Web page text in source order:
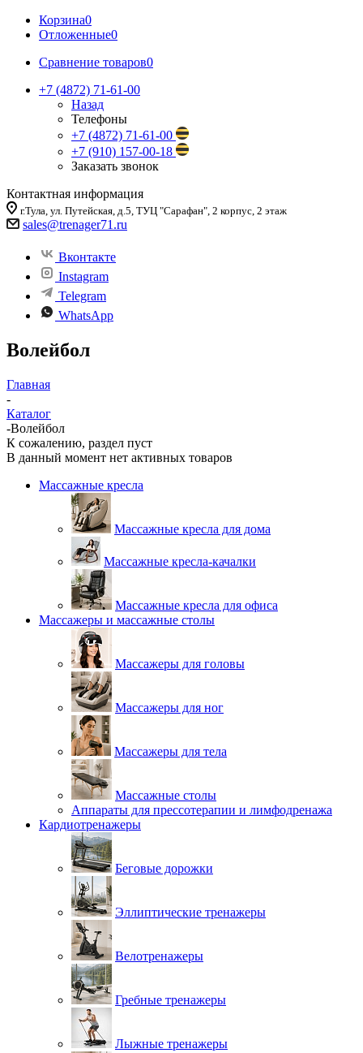
Корзина0
Отложенные0
Сравнение товаров0
+7 (4872) 71-61-00
Назад
Телефоны
+7 (4872) 71-61-00
+7 (910) 157-00-18
Заказать звонок
Контактная информация
г.Тула, ул. Путейская, д.5, ТУЦ "Сарафан", 2 корпус, 2 этаж
sales@trenager71.ru
Вконтакте
Instagram
Telegram
WhatsApp
Волейбол
Главная
-
Каталог
-Волейбол
К сожалению, раздел пуст
В данный момент нет активных товаров
Массажные кресла
Массажные кресла для дома
Массажные кресла-качалки
Массажные кресла для офиса
Массажеры и массажные столы
Массажеры для головы
Массажеры для ног
Массажеры для тела
Массажные столы
Аппараты для прессотерапии и лимфодренажа
Кардиотренажеры
Беговые дорожки
Эллиптические тренажеры
Велотренажеры
Гребные тренажеры
Лыжные тренажеры